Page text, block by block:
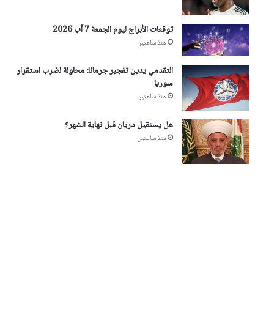
توقعات الأبراج ليوم الجمعة 7 آب 2026
منذ ساعتين
التقدمي يدين تفجير جرمانا: محاولة لضرب استقرار
سوريا
منذ ساعتين
هل يستقيل دريان قبل نهاية الشهر؟
منذ ساعتين